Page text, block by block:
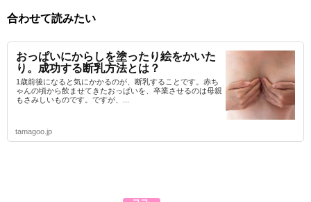
合わせて読みたい
おっぱいにからしを塗ったり絵をかいた
り。成功する断乳方法とは？
1歳前後になると気にかかるのが、断乳することです。赤ち
ゃんの頃から飲ませてきたおっぱいを、卒業させるのは母親
もさみしいものです。ですが、...
tamagoo.jp